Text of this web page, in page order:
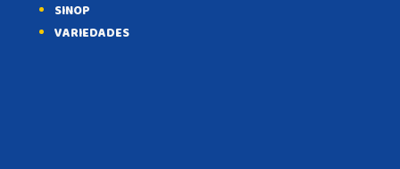
SINOP
VARIEDADES